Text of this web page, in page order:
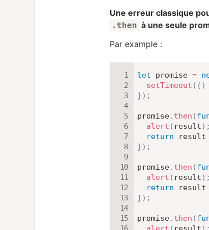
Une erreur classique
.then à une seule
Par example :
let promise =
setTimeout ( ( )
}) ;
promise. then (
alert ( result) ;
return result
}) ;
promise. then (
alert ( result) ;
return result
}) ;
promise. then (